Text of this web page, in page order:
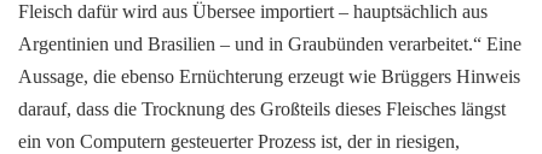
Fleisch dafür wird aus Übersee importiert – hauptsächlich aus
Argentinien und Brasilien – und in Graubünden verarbeitet.“ Eine
Aussage, die ebenso Ernüchterung erzeugt wie Brüggers Hinweis
darauf, dass die Trocknung des Großteils dieses Fleisches längst
ein von Computern gesteuerter Prozess ist, der in riesigen,